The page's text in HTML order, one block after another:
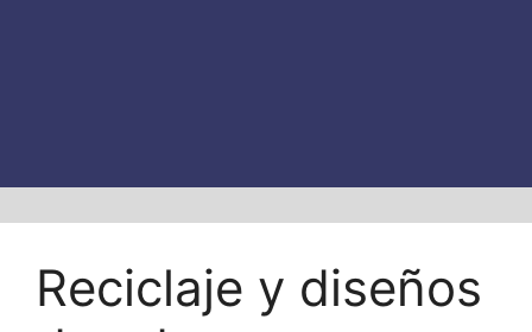
Reciclaje y diseños